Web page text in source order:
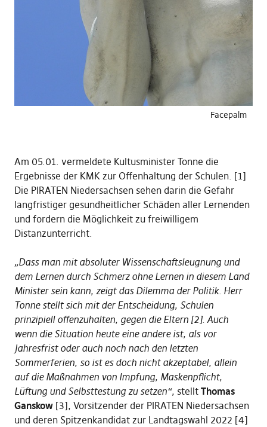
Facepalm
Am 05.01. vermeldete Kultusminister Tonne die
Ergebnisse der KMK zur Offenhaltung der Schulen. [1]
Die PIRATEN Niedersachsen sehen darin die Gefahr
langfristiger gesundheitlicher Schäden aller Lernenden
und fordern die Möglichkeit zu freiwilligem
Distanzunterricht.
„Dass man mit absoluter Wissenschaftsleugnung und
dem Lernen durch Schmerz ohne Lernen in diesem Land
Minister sein kann, zeigt das Dilemma der Politik. Herr
Tonne stellt sich mit der Entscheidung, Schulen
prinzipiell offenzuhalten, gegen die Eltern [2]. Auch
wenn die Situation heute eine andere ist, als vor
Jahresfrist oder auch noch nach den letzten
Sommerferien, so ist es doch nicht akzeptabel, allein
auf die Maßnahmen von Impfung, Maskenpflicht,
Lüftung und Selbsttestung zu setzen“, stellt Thomas
Ganskow[3], Vorsitzender der PIRATEN Niedersachsen
und deren Spitzenkandidat zur Landtagswahl 2022 [4]